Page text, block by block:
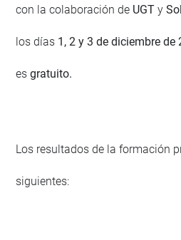
con la colaboración de UGTy
los días 1, 2 y 3 de diciembre de
esgratuito.
Los resultados de la formación
siguientes: